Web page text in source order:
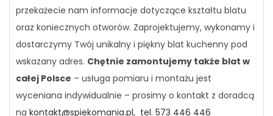
przekażecie nam informacje dotyczące kształtu blatu
oraz koniecznych otworów. Zaprojektujemy, wykonamy i
dostarczymy Twój unikalny i piękny blat kuchenny pod
wskazany adres. Chętnie zamontujemy także blat w
całej Polsce – usługa pomiaru i montażu jest
wyceniana indywidualnie – prosimy o kontakt z doradcą
na kontakt@spiekomania.pl, tel. 573 446 446